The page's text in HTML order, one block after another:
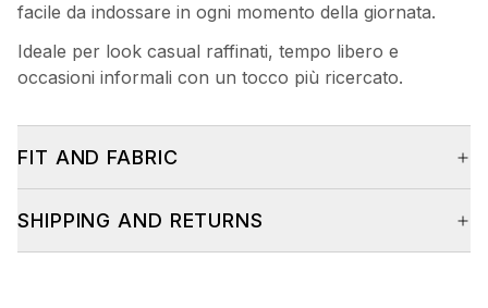
facile da indossare in ogni momento della giornata.
Ideale per look casual raffinati, tempo libero e
occasioni informali con un tocco più ricercato.
FIT AND FABRIC
SHIPPING AND RETURNS